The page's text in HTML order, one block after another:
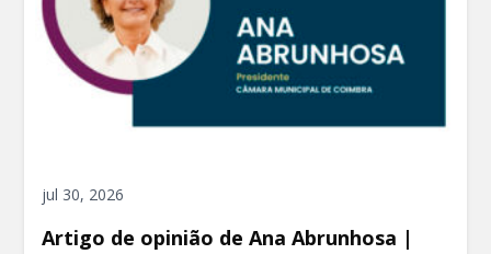
jul 30, 2026
Artigo de opinião de Ana Abrunhosa |